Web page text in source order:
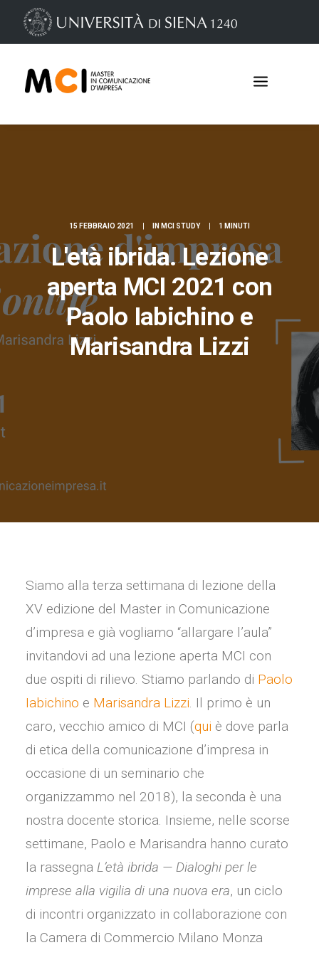
Iscrizioni
15 FEBBRAIO 2021 IN MCI STUDY 1 MINUTI
L'età ibrida. Lezione
aperta MCI 2021 con
Paolo Iabichino e
Marisandra Lizzi
Siamo alla terza settimana di lezione della
XV edizione del Master in Comunicazione
d’impresa e già vogliamo “allargare l’aula”
invitandovi ad una lezione aperta MCI con
due ospiti di rilievo. Stiamo parlando di Paolo
Iabichino e Marisandra Lizzi. Il primo è un
caro, vecchio amico di MCI (qui è dove parla
di etica della comunicazione d’impresa in
occasione di un seminario che
organizzammo nel 2018), la seconda è una
nostra docente storica. Insieme, nelle scorse
settimane, Paolo e Marisandra hanno curato
la rassegna L’età ibrida — Dialoghi per le
imprese alla vigilia di una nuova era, un ciclo
di incontri organizzato in collaborazione con
la Camera di Commercio Milano Monza